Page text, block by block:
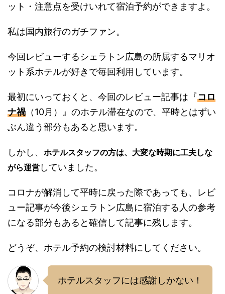
ット・注意点を受けいれて宿泊予約ができますよ。
私は国内旅行のガチファン。
今回レビューするシェラトン広島の所属するマリオ
ット系ホテルが好きで毎回利用しています。
最初にいっておくと、今回のレビュー記事は『コロ
ナ禍 （10月）』のホテル滞在なので、平時とはずい
ぶん違う部分もあると思います。
しかし、 ホテルスタッフの方は、大変な時期に工夫しな
がら運営 していました。
コロナが解消して平時に戻った際であっても、レビ
ュー記事が今後シェラトン広島に宿泊する人の参考
になる部分もあると確信して記事に残します。
どうぞ、ホテル予約の検討材料にしてください。
ホテルスタッフには感謝しかない！